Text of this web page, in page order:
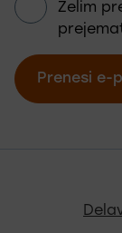
Želim
Prenesi e-
Noga